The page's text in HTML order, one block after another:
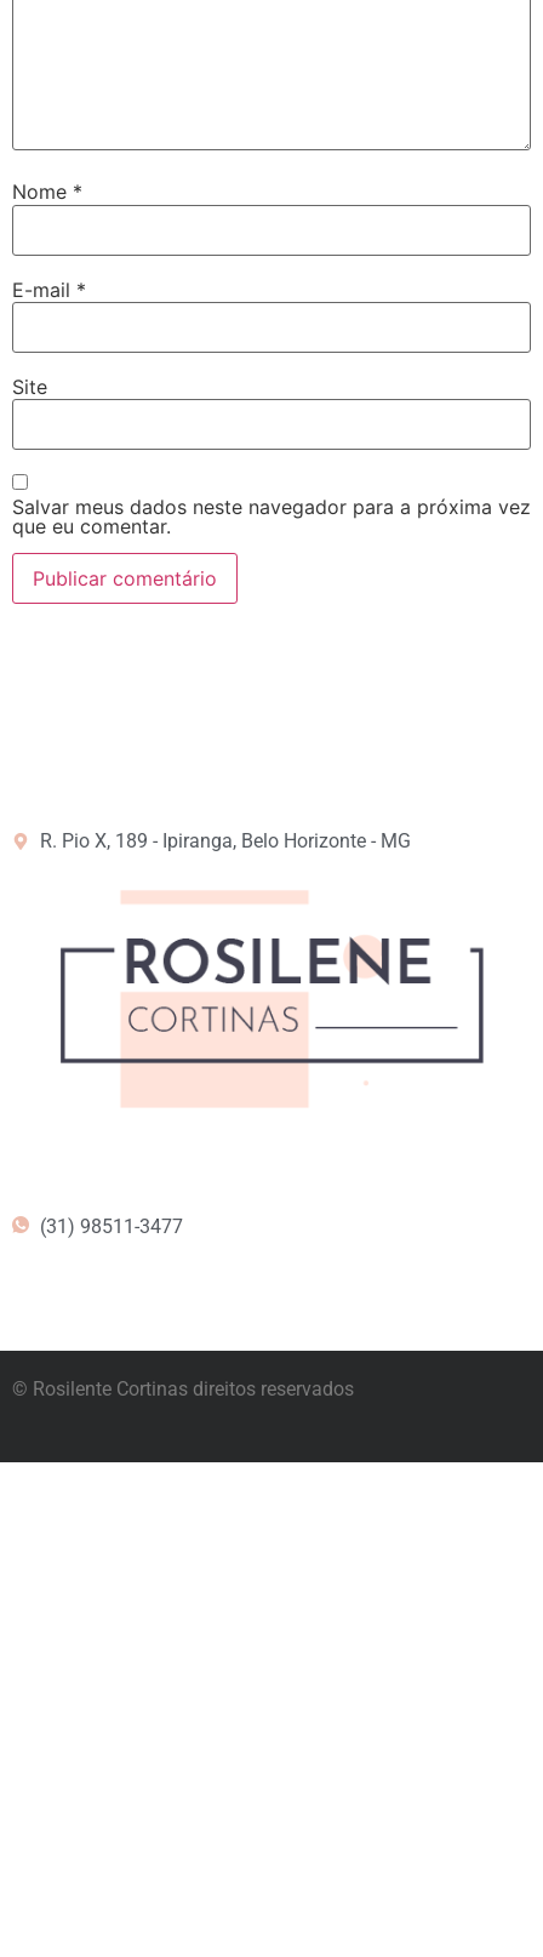
Nome *
E-mail *
Site
Salvar meus dados neste navegador para a próxima vez
que eu comentar.
R. Pio X, 189 - Ipiranga, Belo Horizonte - MG
(31) 98511-3477
© Rosilente Cortinas direitos reservados